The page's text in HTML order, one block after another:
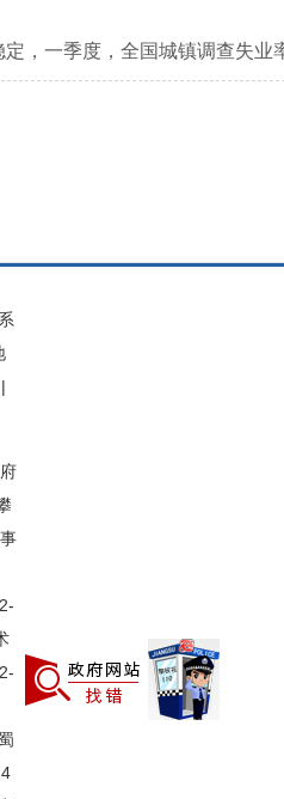
定，一季度，全国城镇调查失
|